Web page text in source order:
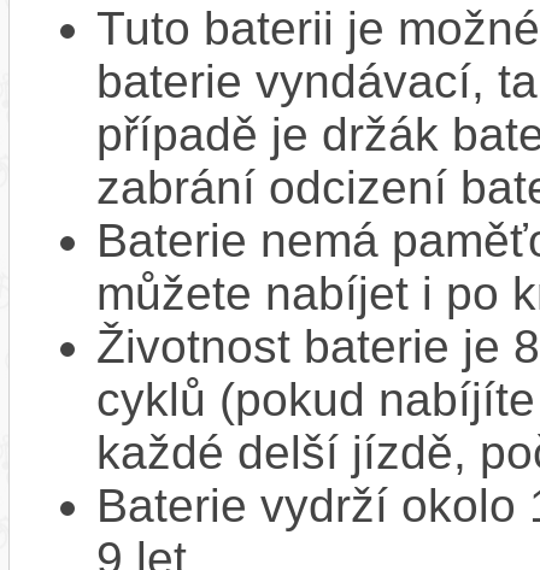
Tuto baterii je
baterie vyndávací,
případě je držák
zabrání odcizení
Baterie nemá
můžete nabíjet i po
Životnost baterie je
cyklů (pokud
každé delší jízdě,
Baterie vydrží okolo
9 let